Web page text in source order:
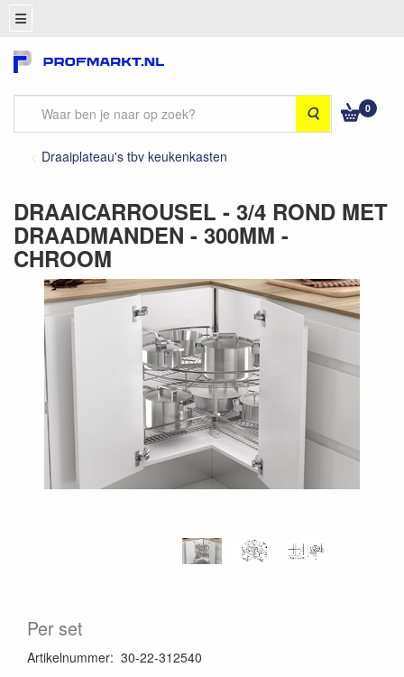
Zoeken 0
Draaiplateau's tbv keukenkasten
DRAAICARROUSEL - 3/4 ROND MET
DRAADMANDEN - 300MM -
CHROOM
Per set
Artikelnummer: 30-22-312540